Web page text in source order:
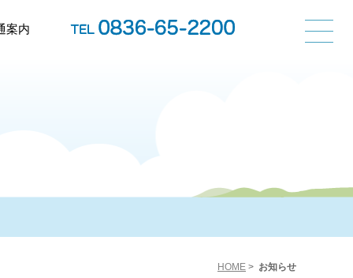
案内
HOME > お知らせ